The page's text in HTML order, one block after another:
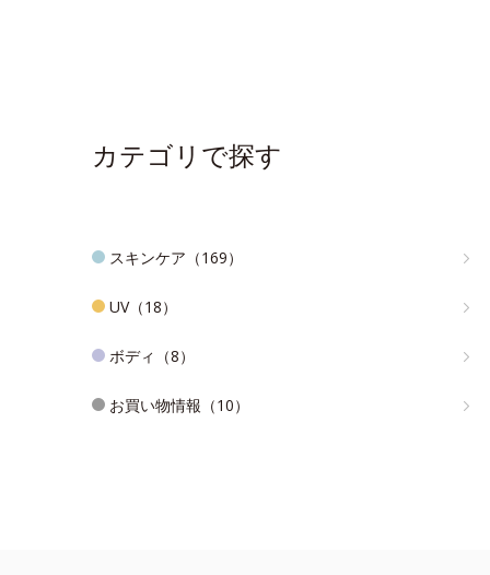
カテゴリで探す
スキンケア（169）
UV（18）
ボディ（8）
お買い物情報（10）